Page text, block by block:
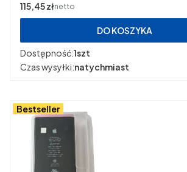
Cena
115,45 złnetto
DO KOSZYKA
Dostępność:1szt
Czas wysyłki:natychmiast
Bestseller